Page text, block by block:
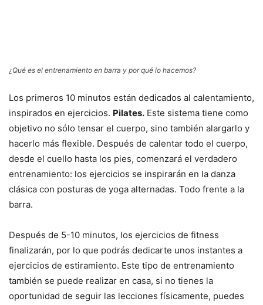
¿Qué es el entrenamiento en barra y por qué lo hacemos?
Los primeros 10 minutos están dedicados al calentamiento,
inspirados en ejercicios. Pilates. Este sistema tiene como
objetivo no sólo tensar el cuerpo, sino también alargarlo y
hacerlo más flexible. Después de calentar todo el cuerpo,
desde el cuello hasta los pies, comenzará el verdadero
entrenamiento: los ejercicios se inspirarán en la danza
clásica con posturas de yoga alternadas. Todo frente a la
barra.
Después de 5-10 minutos, los ejercicios de fitness
finalizarán, por lo que podrás dedicarte unos instantes a
ejercicios de estiramiento. Este tipo de entrenamiento
también se puede realizar en casa, si no tienes la
oportunidad de seguir las lecciones físicamente, puedes